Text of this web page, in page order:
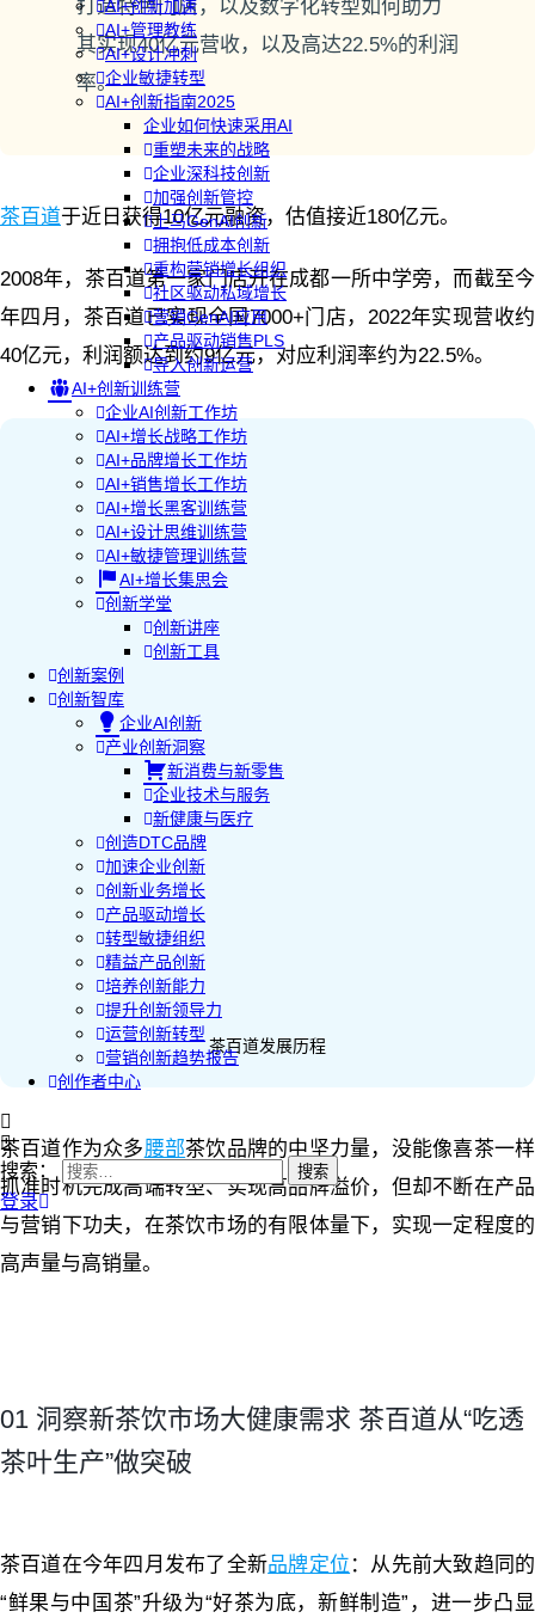
AI+创新加速
AI+管理教练
AI+设计冲刺
企业敏捷转型
AI+创新指南2025
企业如何快速采用AI
重塑未来的战略
企业深科技创新
加强创新管控
上马GenAI创新
拥抱低成本创新
重构营销增长组织
社区驱动私域增长
营销GenAI应用
产品驱动销售PLS
导入创新运营
AI+创新训练营
企业AI创新工作坊
AI+增长战略工作坊
AI+品牌增长工作坊
AI+销售增长工作坊
AI+增长黑客训练营
AI+设计思维训练营
AI+敏捷管理训练营
AI+增长集思会
创新学堂
创新讲座
创新工具
创新案例
创新智库
企业AI创新
产业创新洞察
新消费与新零售
企业技术与服务
新健康与医疗
创造DTC品牌
加速企业创新
创新业务增长
产品驱动增长
转型敏捷组织
精益产品创新
培养创新能力
提升创新领导力
运营创新转型
营销创新趋势报告
创作者中心
搜索：
登录
打造特色门店，以及数字化转型如何助力
其实现40亿元营收，以及高达22.5%的利润
率。
茶百道于近日获得10亿元融资，估值接近180亿元。
2008年，茶百道第一家门店开在成都一所中学旁，而截至今
年四月，茶百道已实现全国7000+门店，2022年实现营收约
40亿元，利润额达到约9亿元，对应利润率约为22.5%。
茶百道发展历程
茶百道作为众多腰部茶饮品牌的中坚力量，没能像喜茶一样
抓准时机完成高端转型、实现高品牌溢价，但却不断在产品
与营销下功夫，在茶饮市场的有限体量下，实现一定程度的
高声量与高销量。
01 洞察新茶饮市场大健康需求 茶百道从“吃透
茶叶生产”做突破
茶百道在今年四月发布了全新品牌定位 ：从先前大致趋同的
“鲜果与中国茶”升级为“好茶为底，新鲜制造”，进一步凸显